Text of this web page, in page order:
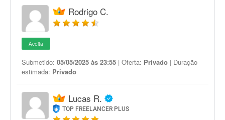
Rodrigo C.
Aceita
Submetido: 05/05/2025 às 23:55 | Oferta: Privado | Duração
estimada: Privado
Lucas R.
TOP FREELANCER PLUS